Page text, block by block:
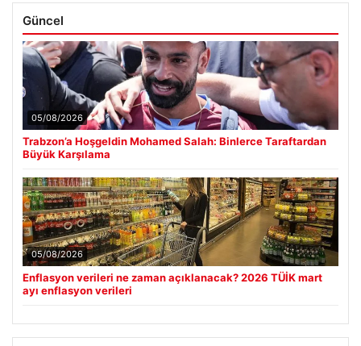
Güncel
05/08/2026
Trabzon’a Hoşgeldin Mohamed Salah: Binlerce Taraftardan
Büyük Karşılama
05/08/2026
Enflasyon verileri ne zaman açıklanacak? 2026 TÜİK mart
ayı enflasyon verileri